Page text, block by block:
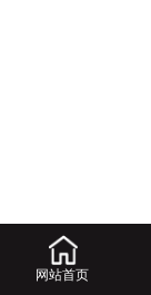
网站首页